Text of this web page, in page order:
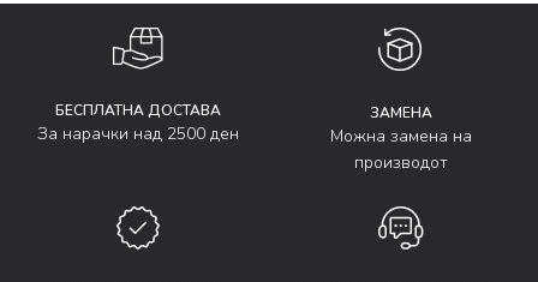
БЕСПЛАТНА ДОСТАВА
За нарачки над 2500 ден
ЗАМЕНА
Можна замена на
производот